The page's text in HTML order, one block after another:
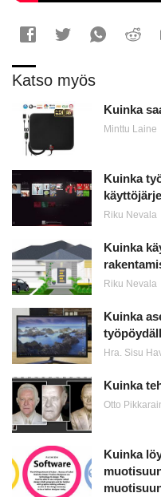
Katso myös
Kuinka
Minttu Laine
Kuinka
Riku Nevala
Kuinka
Riku Nevala
Kuinka
Hra. Sisu
Kuinka
Otto
Kuinka